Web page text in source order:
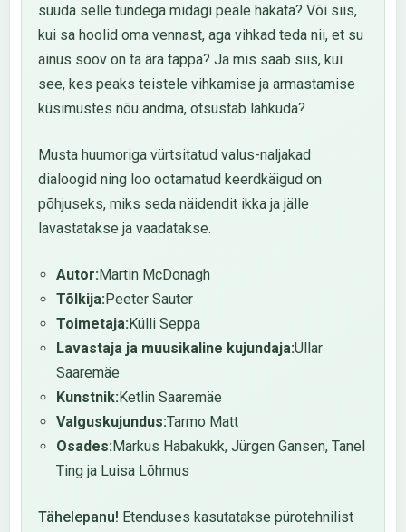
suuda selle tundega midagi peale hakata? Või siis,
kui sa hoolid oma vennast, aga vihkad teda nii, et su
ainus soov on ta ära tappa? Ja mis saab siis, kui
see, kes peaks teistele vihkamise ja armastamise
küsimustes nõu andma, otsustab lahkuda?
Musta huumoriga vürtsitatud valus-naljakad
dialoogid ning loo ootamatud keerdkäigud on
põhjuseks, miks seda näidendit ikka ja jälle
lavastatakse ja vaadatakse.
Autor:Martin McDonagh
Tõlkija:Peeter Sauter
Toimetaja:Külli Seppa
Lavastaja ja muusikaline kujundaja:Üllar
Saaremäe
Kunstnik:Ketlin Saaremäe
Valguskujundus:Tarmo Matt
Osades:Markus Habakukk, Jürgen Gansen, Tanel
Ting ja Luisa Lõhmus
Tähelepanu! Etenduses kasutatakse pürotehnilist